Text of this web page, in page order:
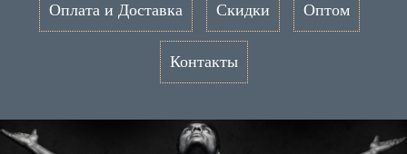
Оплата и Доставка Скидки Оптом
Контакты